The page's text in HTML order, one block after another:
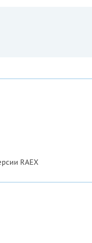
RAEX